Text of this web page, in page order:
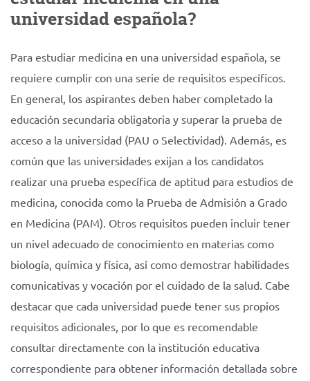
universidad española?
Para estudiar medicina en una universidad española, se
requiere cumplir con una serie de requisitos específicos.
En general, los aspirantes deben haber completado la
educación secundaria obligatoria y superar la prueba de
acceso a la universidad (PAU o Selectividad). Además, es
común que las universidades exijan a los candidatos
realizar una prueba específica de aptitud para estudios de
medicina, conocida como la Prueba de Admisión a Grado
en Medicina (PAM). Otros requisitos pueden incluir tener
un nivel adecuado de conocimiento en materias como
biología, química y física, así como demostrar habilidades
comunicativas y vocación por el cuidado de la salud. Cabe
destacar que cada universidad puede tener sus propios
requisitos adicionales, por lo que es recomendable
consultar directamente con la institución educativa
correspondiente para obtener información detallada sobre